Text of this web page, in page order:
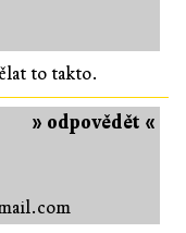
to takto.
» odpovědět «